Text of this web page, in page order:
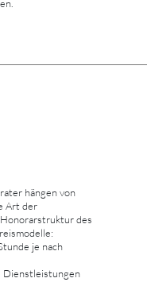
hängen von
Art der
des
je nach
Dienstleistungen